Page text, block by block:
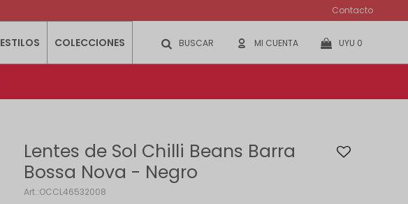
ESTILOS COLECCIONES UYU 0
Contacto
Lentes de Sol Chilli Beans Barra
Bossa Nova - Negro
OCCL46532008